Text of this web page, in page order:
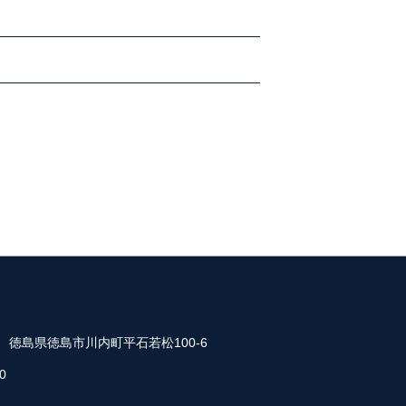
島県徳島市川内町平石若松100-6